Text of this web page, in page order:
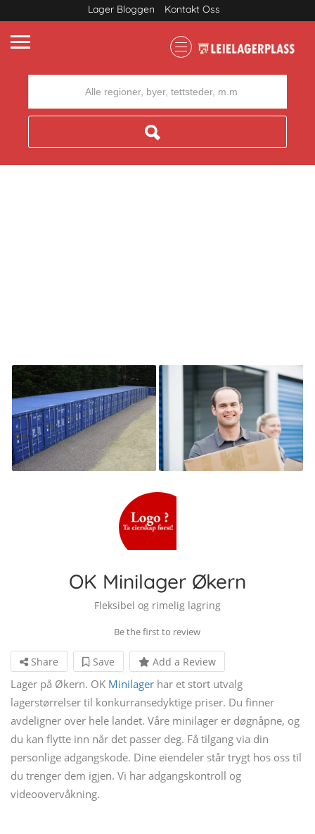
Lager Bloggen Kontakt Oss
OK Minilager Økern
Fleksibel og rimelig lagring
Be the first to review
Share Save Add a Review
Lager på Økern. OK Minilager har et stort utvalg
lagerstørrelser til konkurransedyktige priser. Du finner
avdeligner over hele landet. Våre minilager er døgnåpne, og
du kan flytte inn når det passer deg. Få tilgang via din
personlige adgangskode. Dine eiendeler står trygt hos oss til
du trenger dem igjen. Vi har adgangskontroll og
videoovervåkning.